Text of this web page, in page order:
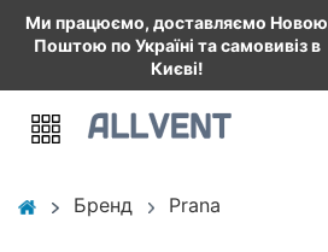
Ми працюємо, доставляємо Новою
Поштою по Україні та самовивіз в
Києві!
Бренд Prana